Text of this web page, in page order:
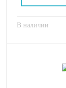
В наличии